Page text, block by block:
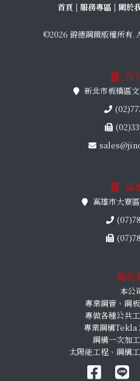
首頁 | 服務專區 | 關於
©2026 錦德鋼鐵版權所有.
台
新北市板橋區
高
高雄市大寮
關於
本公
專業鋼管、鋼
專做各種公共
專業鋼構Tekla
鋼構一次加
太陽能工程、鋼構